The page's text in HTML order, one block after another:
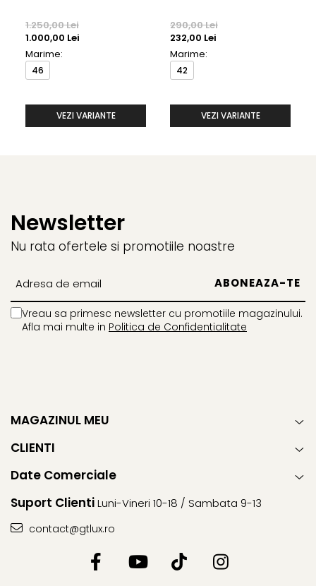
1.250,00 Lei
1.000,00 Lei
Marime:
46
VEZI VARIANTE
290,00 Lei
232,00 Lei
Marime:
42
VEZI VARIANTE
Newsletter
Nu rata ofertele si promotiile noastre
Vreau sa primesc newsletter cu promotiile magazinului.
Afla mai multe in Politica de Confidentialitate
MAGAZINUL MEU
CLIENTI
Date Comerciale
Suport ClientiLuni-Vineri 10-18 / Sambata 9-13
contact@gtlux.ro